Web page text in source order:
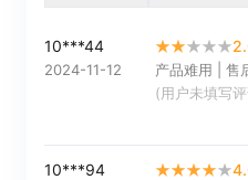
10***44
2024-11-12
产品难用 | 售
(用户未填写
10***94